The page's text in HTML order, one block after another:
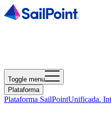
Toggle menu
Plataforma
Plataforma SailPointUnificada.